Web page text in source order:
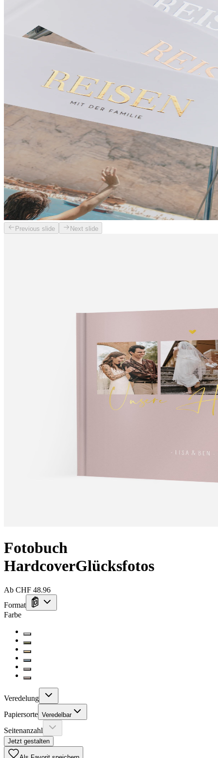
Previous slide Next slide
Fotobuch
HardcoverGlücksfotos
Ab CHF 48.96
Format
Farbe
Veredelung
Papiersorte Veredelbar
Seitenanzahl
Jetzt gestalten